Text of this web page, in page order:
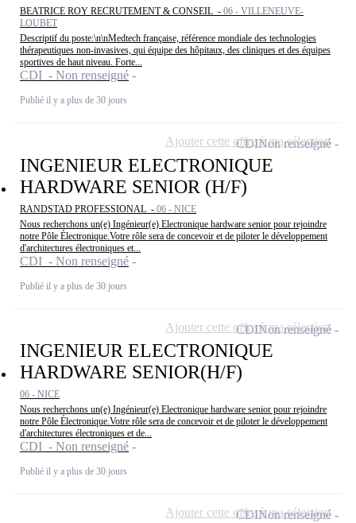
BEATRICE ROY RECRUTEMENT & CONSEIL - 06 - VILLENEUVE-
LOUBET
Descriptif du poste:\n\nMedtech française, référence mondiale des technologies
thérapeutiques non-invasives, qui équipe des hôpitaux, des cliniques et des équipes
sportives de haut niveau. Forte...
CDI - Non renseigné
Publié il y a plus de 30 jours
INGENIEUR ELECTRONIQUE
HARDWARE SENIOR (H/F)
RANDSTAD PROFESSIONAL - 06 - NICE
Nous recherchons un(e) Ingénieur(e) Electronique hardware senior pour rejoindre
notre Pôle Électronique.Votre rôle sera de concevoir et de piloter le développement
d'architectures électroniques et...
CDI - Non renseigné
Publié il y a plus de 30 jours
CDINon renseigné
Ajouter cette offre à ma sélection
INGENIEUR ELECTRONIQUE
HARDWARE SENIOR(H/F)
06 - NICE
Nous recherchons un(e) Ingénieur(e) Electronique hardware senior pour rejoindre
notre Pôle Électronique.Votre rôle sera de concevoir et de piloter le développement
d'architectures électroniques et de...
CDI - Non renseigné
Publié il y a plus de 30 jours
CDINon renseigné
Ajouter cette offre à ma sélection
CDINon renseigné
Ajouter cette offre à ma sélection